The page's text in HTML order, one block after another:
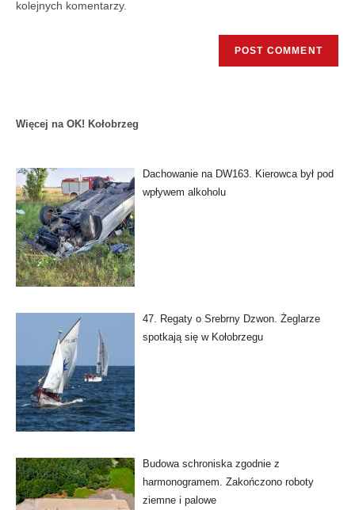
kolejnych komentarzy.
Więcej na OK! Kołobrzeg
Dachowanie na DW163. Kierowca był pod
wpływem alkoholu
47. Regaty o Srebrny Dzwon. Żeglarze
spotkają się w Kołobrzegu
Budowa schroniska zgodnie z
harmonogramem. Zakończono roboty
ziemne i palowe